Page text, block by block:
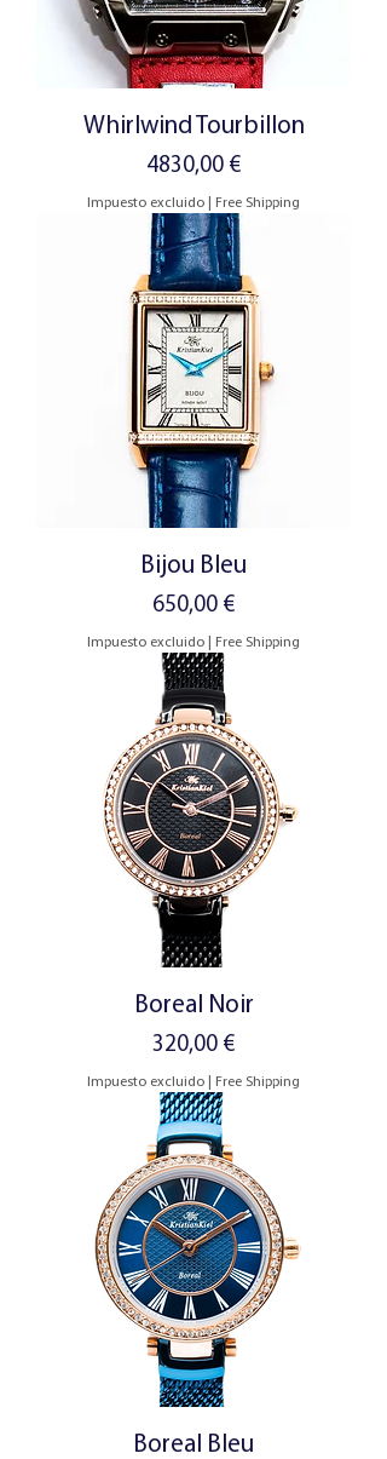
Whirlwind Tourbillon
Precio
4830,00 €
Impuesto excluido Free Shipping
Bijou Bleu
Precio
650,00 €
Impuesto excluido Free Shipping
Boreal Noir
Precio
320,00 €
Impuesto excluido Free Shipping
Boreal Bleu